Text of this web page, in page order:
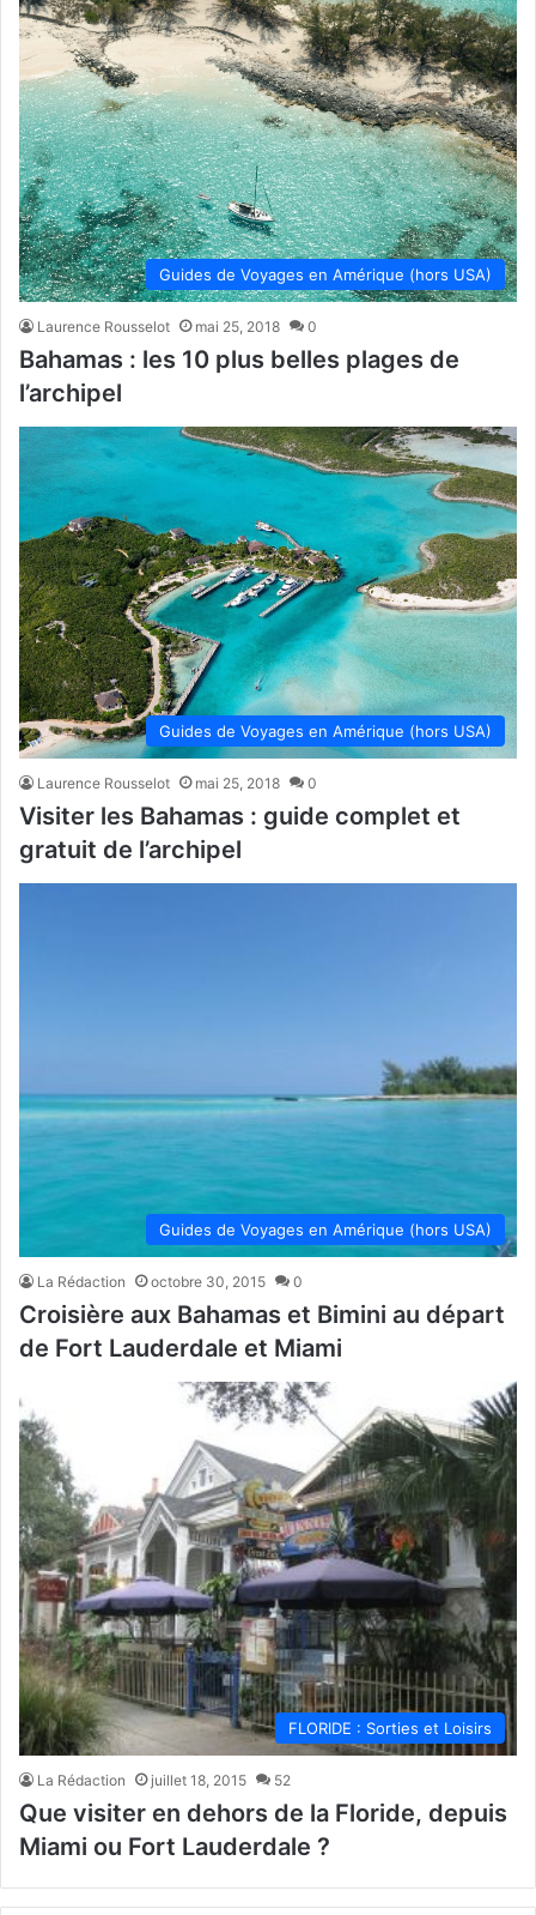
Guides de Voyages en Amérique (hors USA)
Laurence Rousselot mai 25, 2018 0
Bahamas : les 10 plus belles plages de
l’archipel
Guides de Voyages en Amérique (hors USA)
Laurence Rousselot mai 25, 2018 0
Visiter les Bahamas : guide complet et
gratuit de l’archipel
Guides de Voyages en Amérique (hors USA)
La Rédaction octobre 30, 2015 0
Croisière aux Bahamas et Bimini au départ
de Fort Lauderdale et Miami
FLORIDE : Sorties et Loisirs
La Rédaction juillet 18, 2015 52
Que visiter en dehors de la Floride, depuis
Miami ou Fort Lauderdale ?